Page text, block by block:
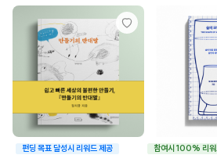
펀딩 목표 달성시 리워드 제공 참여시 100% 리워